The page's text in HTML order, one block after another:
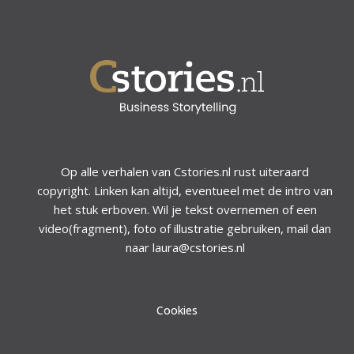
Op alle verhalen van Cstories.nl rust uiteraard
copyright. Linken kan altijd, eventueel met de intro van
het stuk erboven. Wil je tekst overnemen of een
video(fragment), foto of illustratie gebruiken, mail dan
naar laura@cstories.nl
Cookies